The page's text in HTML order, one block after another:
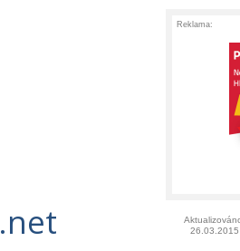
Reklama:
26.03.2015